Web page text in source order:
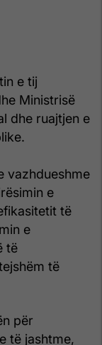
e tij
Ministrisë
dhe ruajtjen e
vazhdueshme
e
të
e
të
të
për
të jashtme,